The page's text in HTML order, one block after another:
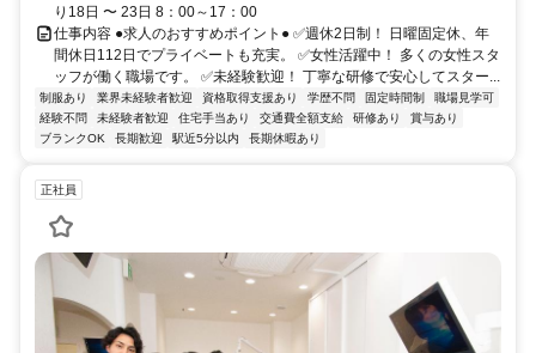
り18日 〜 23日 8：00～17：00
仕事内容 ●求人のおすすめポイント● ✅週休2日制！ 日曜固定休、年
間休日112日でプライベートも充実。 ✅女性活躍中！ 多くの女性スタ
ッフが働く職場です。 ✅未経験歓迎！ 丁寧な研修で安心してスター...
制服あり 業界未経験者歓迎 資格取得支援あり 学歴不問 固定時間制
職場見学可
経験不問
未経験者歓迎 住宅手当あり 交通費全額支給 研修あり
賞与あり
ブランクOK
長期歓迎 駅近5分以内 長期休暇あり
正社員